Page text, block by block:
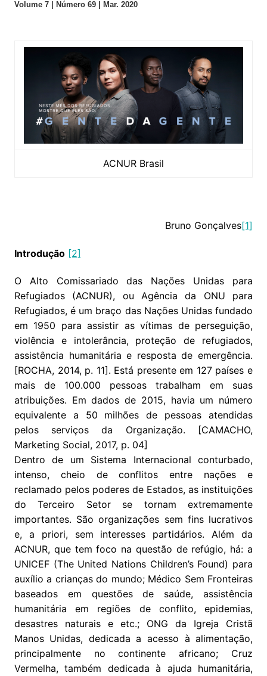
Volume 7 | Número 69 | Mar. 2020
ACNUR Brasil
Bruno Gonçalves[1]
Introdução [2]
O Alto Comissariado das Nações Unidas para
Refugiados (ACNUR), ou Agência da ONU para
Refugiados, é um braço das Nações Unidas fundado
em 1950 para assistir as vítimas de perseguição,
violência e intolerância, proteção de refugiados,
assistência humanitária e resposta de emergência.
[ROCHA, 2014, p. 11]. Está presente em 127 países e
mais de 100.000 pessoas trabalham em suas
atribuições. Em dados de 2015, havia um número
equivalente a 50 milhões de pessoas atendidas
pelos serviços da Organização. [CAMACHO,
Marketing Social, 2017, p. 04]
Dentro de um Sistema Internacional conturbado,
intenso, cheio de conflitos entre nações e
reclamado pelos poderes de Estados, as instituições
do Terceiro Setor se tornam extremamente
importantes. São organizações sem fins lucrativos
e, a priori, sem interesses partidários. Além da
ACNUR, que tem foco na questão de refúgio, há: a
UNICEF (The United Nations Children’s Found) para
auxílio a crianças do mundo; Médico Sem Fronteiras
baseados em questões de saúde, assistência
humanitária em regiões de conflito, epidemias,
desastres naturais e etc.; ONG da Igreja Cristã
Manos Unidas, dedicada a acesso à alimentação,
principalmente no continente africano; Cruz
Vermelha, também dedicada à ajuda humanitária,